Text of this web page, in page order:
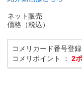
ネット販売
価格（税込）
コメリカード番号登
コメリポイント ： 2